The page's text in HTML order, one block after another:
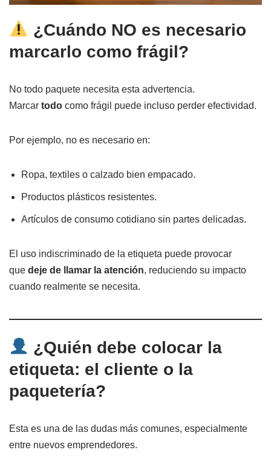
¿Cuándo NO es necesario
marcarlo como frágil?
No todo paquete necesita esta advertencia.
Marcar todo como frágil puede incluso perder efectividad.
Por ejemplo, no es necesario en:
Ropa, textiles o calzado bien empacado.
Productos plásticos resistentes.
Artículos de consumo cotidiano sin partes delicadas.
El uso indiscriminado de la etiqueta puede provocar
que deje de llamar la atención, reduciendo su impacto
cuando realmente se necesita.
¿Quién debe colocar la
etiqueta: el cliente o la
paquetería?
Esta es una de las dudas más comunes, especialmente
entre nuevos emprendedores.